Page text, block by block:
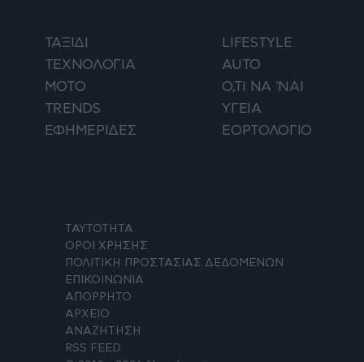
ΤΑΞΙΔΙ
LIFESTYLE
ΤΕΧΝΟΛΟΓΙΑ
AUTO
ΜΟΤΟ
Ο,ΤΙ ΝΑ 'ΝΑΙ
TRENDS
ΥΓΕΙΑ
ΕΦΗΜΕΡΙΔΕΣ
ΕΟΡΤΟΛΟΓΙΟ
ΤΑΥΤΟΤΗΤΑ
ΟΡΟΙ ΧΡΗΣΗΣ
ΠΟΛΙΤΙΚΗ ΠΡΟΣΤΑΣΙΑΣ ΔΕΔΟΜΕΝΩΝ
ΕΠΙΚΟΙΝΩΝΙΑ
ΑΠΟΡΡΗΤΟ
ΑΡΧΕΙΟ
ΑΝΑΖΗΤΗΣΗ
RSS FEED